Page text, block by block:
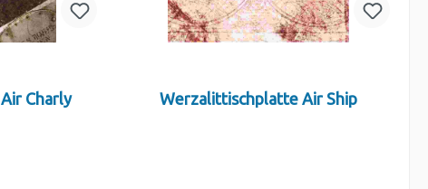
Charly Werzalittischplatte Air Ship